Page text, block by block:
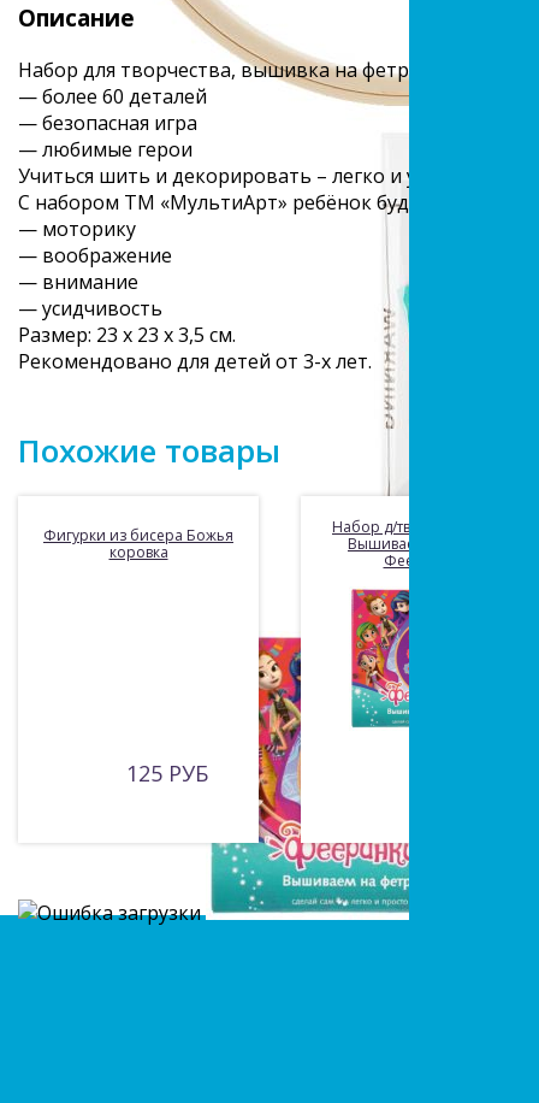
Описание
Набор для творчества, вышивка на фетре
— более 60 деталей
— безопасная игра
— любимые герои
Учиться шить и декорировать – легко и
С набором ТМ «МультиАрт» ребёнок будет
— моторику
— воображение
— внимание
— усидчивость
Размер: 23 х 23 х 3,5 см.
Рекомендовано для детей от 3-х лет.
Похожие товары
Фигурки из бисера Божья
коровка
125 РУБ
Набор д/тв-ва Мультиарт
Вышиваем на фетре
Фееринки